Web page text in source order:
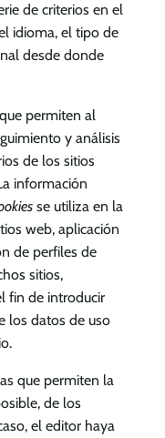
de criterios en el
idioma, el tipo de
desde donde
permiten al
y análisis
de los sitios
información
se utiliza en la
web, aplicación
de perfiles de
sitios,
fin de introducir
los datos de uso
que permiten la
de los
el editor haya